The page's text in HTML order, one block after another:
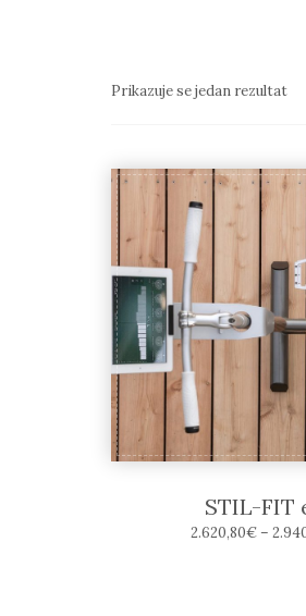
Prikazuje se jedan rezultat
STIL-FIT
2.620,80€ –